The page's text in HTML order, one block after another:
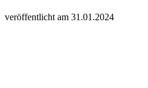
veröffentlicht am 31.01.2024